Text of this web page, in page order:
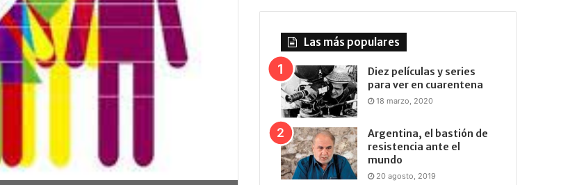
Las más populares
Diez películas y series
para ver en cuarentena
18 marzo, 2020
Argentina, el bastión de
resistencia ante el
mundo
20 agosto, 2019